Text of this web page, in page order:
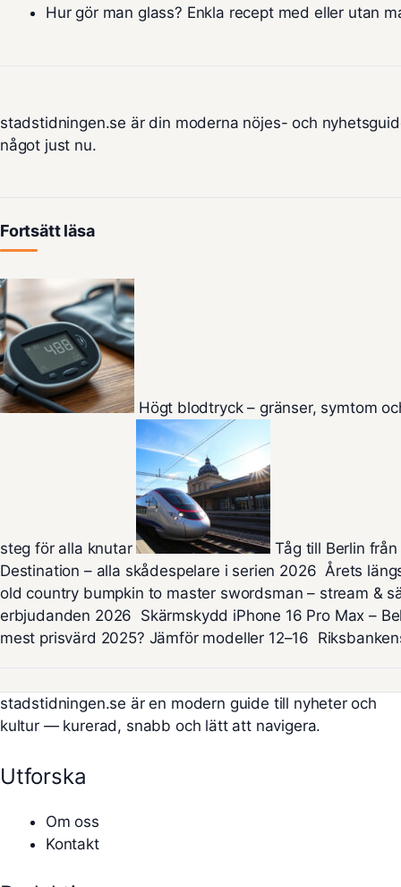
Hur gör man glass? Enkla recept med eller utan
stadstidningen.se är din moderna nöjes- och
något just nu.
Fortsätt läsa
Högt blodtryck – gränser, symtom
steg för alla knutar
Tåg till Berlin
Destination – alla skådespelare i serien 2026 Årets
old country bumpkin to master swordsman – stream &
erbjudanden 2026 Skärmskydd iPhone 16 Pro Max –
mest prisvärd 2025? Jämför modeller 12–16
stadstidningen.se är en modern guide till nyheter och
kultur — kurerad, snabb och lätt att navigera.
Utforska
Om oss
Kontakt